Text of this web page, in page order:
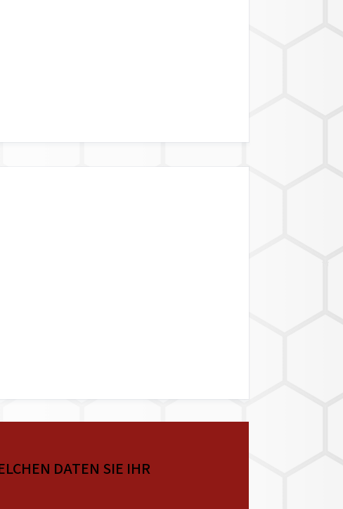
DATEN SIE IHR